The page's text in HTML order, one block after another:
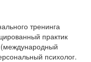
тренинга
практик
психолог.